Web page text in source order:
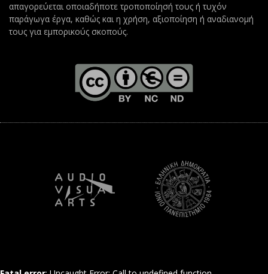
απαγορεύεται οποιαδήποτε τροποποίησή τους ή τυχόν
παράγωγα έργα, καθώς και η χρήση, αξιοποίηση ή αναδιανομή
τους για εμπορικούς σκοπούς.